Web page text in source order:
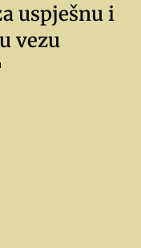
uspješnu i
vezu